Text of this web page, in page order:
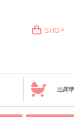
SHOP
出産